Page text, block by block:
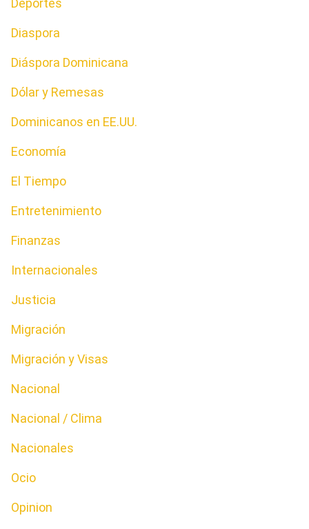
Deportes
Diaspora
Diáspora Dominicana
Dólar y Remesas
Dominicanos en EE.UU.
Economía
El Tiempo
Entretenimiento
Finanzas
Internacionales
Justicia
Migración
Migración y Visas
Nacional
Nacional / Clima
Nacionales
Ocio
Opinion